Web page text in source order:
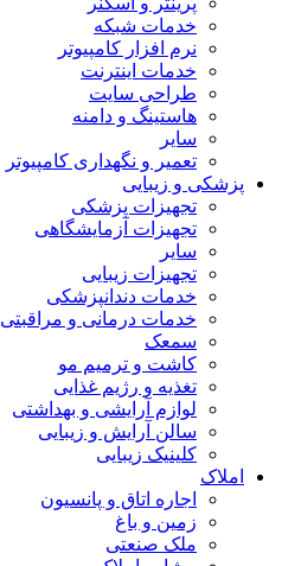
خدمات شبکه
نرم افزار کامپیوتر
خدمات اینترنت
طراحی سایت
هاستینگ و دامنه
سایر
تعمیر و نگهداری کامپیوتر
پزشکی و زیبایی
تجهیزات پزشکی
تجهیزات آزمایشگاهی
سایر
تجهیزات زیبایی
خدمات دندانپزشکی
خدمات درمانی و مراقبتی
سمعک
کاشت و ترمیم مو
تغذیه و رژیم غذایی
لوازم آرایشی و بهداشتی
سالن آرایش و زیبایی
کلینیک زیبایی
املاک
اجاره اتاق و پانسیون
زمین و باغ
ملک صنعتی